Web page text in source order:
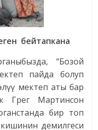
бейтапкана
“Бозой
пайда болуп
мектеп аты бар
Грег Мартинсон
бир топ
демилгеси